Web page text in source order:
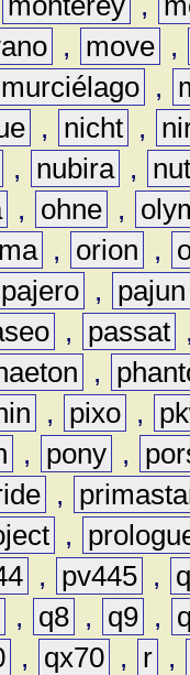
, move ,
murciélago ,
, nicht ,
, nubira ,
, ohne ,
, orion ,
pajero ,
pajun
, passat
,
, pixo ,
, pony ,
,
,
, pv445 ,
, q8 , q9 ,
, qx70 , r ,